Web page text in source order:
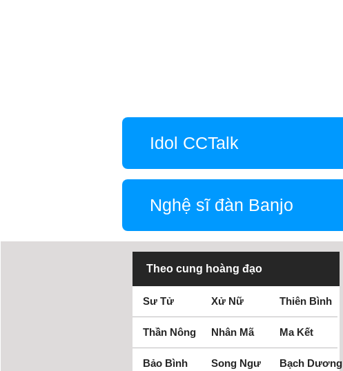
Idol CCTalk
Nghệ sĩ đàn Banjo
Theo cung hoàng đạo
Sư Tử Xử Nữ Thiên Bình
Thần Nông Nhân Mã Ma Kết
Bảo Bình Song Ngư Bạch Dương